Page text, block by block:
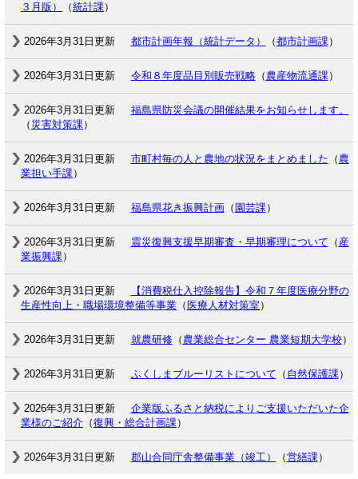
３月版）
（統計課）
2026年3月31日更新 都市計画年報（統計データ） （都市計画課）
2026年3月31日更新 令和８年度品目別販売戦略（ 農産物流通課）
2026年3月31日更新
福島県防災会議の開催結果をお知らせします。
（ 災害対策課）
2026年3月31日更新 市町村毎の人と農地の状況をまとめました （ 農
業担い手課）
2026年3月31日更新 福島県花き振興計画（ 園芸課）
2026年3月31日更新 震災復興支援早期審査・早期審理について （ 産
業振興課）
2026年3月31日更新
【消費税仕入控除報告】令和７年度医療分野の
生産性向上・職場環境整備等事業 （ 医療人材対策室 ）
2026年3月31日更新 就農研修（ 農業総合センター 農業短期大学校 ）
2026年3月31日更新 ふくしまブルーリストについて （ 自然保護課）
2026年3月31日更新
企業版ふるさと納税によりご支援いただいた企
業様のご紹介 （復興・総合計画課）
2026年3月31日更新 郡山合同庁舎整備事業（竣工） （営繕課）